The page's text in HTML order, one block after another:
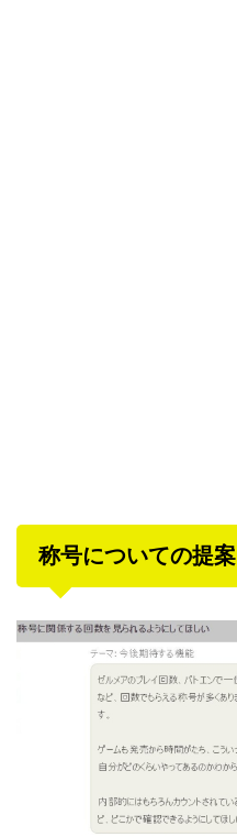
称号についての提案